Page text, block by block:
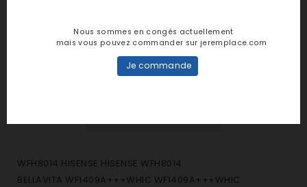
DESCRIPTION
WFH8014 HISENSE HISENSE WFH8014
BELLAVITA WF1409A+++WHIC WF1409A+++WHIC
Nous sommes en congés actuellement
mais vous pouvez commander sur jeremplace.com
Je commande